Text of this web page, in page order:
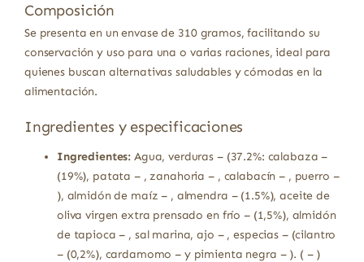
Composición
Se presenta en un envase de 310 gramos, facilitando su
conservación y uso para una o varias raciones, ideal para
quienes buscan alternativas saludables y cómodas en la
alimentación.
Ingredientes y especificaciones
Ingredientes: Agua, verduras – (37.2%: calabaza –
(19%), patata – , zanahoria – , calabacín – , puerro –
), almidón de maíz – , almendra – (1.5%), aceite de
oliva virgen extra prensado en frío – (1,5%), almidón
de tapioca – , sal marina, ajo – , especias – (cilantro
– (0,2%), cardamomo – y pimienta negra – ). ( – )